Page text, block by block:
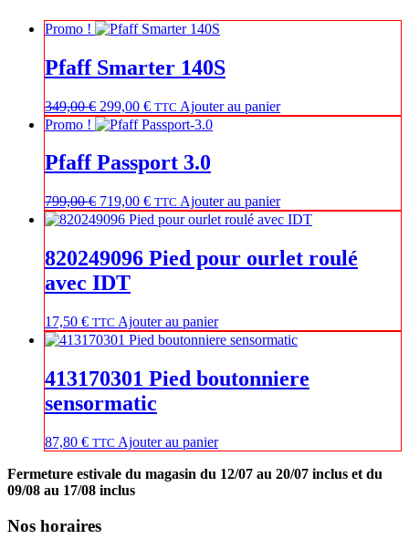
Promo !
Pfaff Smarter 140S
349,00€ Le
prix
était :
349,00 €.
299,00 €Le
prix
299,00 €.
TTC Ajouter au panier
Promo !
Pfaff Passport 3.0
799,00€ Le
prix
était :
799,00 €.
719,00 €Le
prix
est :
719,00 €.
TTC Ajouter au panier
820249096 Pied pour ourlet roulé
avec IDT
17,50 € TTC Ajouter au panier
413170301 Pied boutonniere
sensormatic
87,80 € TTC Ajouter au panier
Fermeture estivale du magasin du 12/07 au 20/07 inclus et du
09/08 au 17/08 inclus
Nos horaires